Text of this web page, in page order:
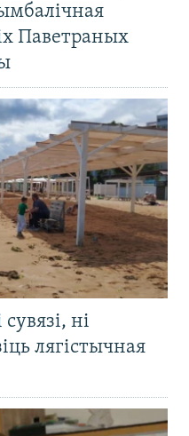
Паветраных
ні
лягістычная